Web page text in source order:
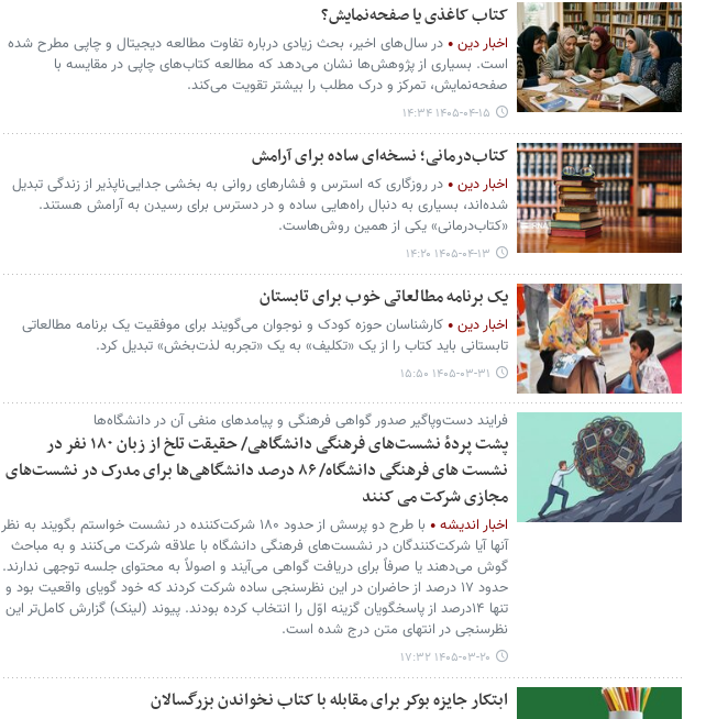
کتاب کاغذی یا صفحه‌نمایش؟
اخبار دین
در سال‌های اخیر، بحث زیادی درباره تفاوت مطالعه دیجیتال و چاپی مطرح شده
است. بسیاری از پژوهش‌ها نشان می‌دهد که مطالعه کتاب‌های چاپی در مقایسه با
صفحه‌نمایش، تمرکز و درک مطلب را بیشتر تقویت می‌کند.
۱۴۰۵-۰۴-۱۵ ۱۴:۳۴
کتاب‌درمانی؛ نسخه‌ای ساده برای آرامش
اخبار دین
در روزگاری که استرس و فشارهای روانی به بخشی جدایی‌ناپذیر از زندگی تبدیل
شده‌اند، بسیاری به دنبال راه‌هایی ساده و در دسترس برای رسیدن به آرامش هستند.
«کتاب‌درمانی» یکی از همین روش‌هاست.
۱۴۰۵-۰۴-۱۳ ۱۴:۲۰
یک برنامه مطالعاتی خوب برای تابستان
اخبار دین
کارشناسان حوزه کودک و نوجوان می‌گویند برای موفقیت یک برنامه مطالعاتی
تابستانی باید کتاب را از یک «تکلیف» به یک «تجربه لذت‌بخش» تبدیل کرد.
۱۴۰۵-۰۳-۳۱ ۱۵:۵۰
فرایند دست‌وپاگیر صدور گواهی فرهنگی و پیامدهای منفی آن در دانشگاه‌ها
پشت پردهٔ نشست‌های فرهنگی دانشگاهی/ حقیقت تلخ از زبان ۱۸۰ نفر در
نشست های فرهنگی دانشگاه/ ۸۶ درصد دانشگاهی‌ها برای مدرک در نشست‌های
مجازی شرکت می کنند
اخبار اندیشه
با طرح دو پرسش از حدود ۱۸۰ شرکت‌کننده در نشست خواستم بگویند به نظر
آنها آیا شرکت‌کنندگان در نشست‌های فرهنگی دانشگاه با علاقه شرکت می‌کنند و به مباحث
گوش می‌دهند یا صرفاً برای دریافت گواهی می‌آیند و اصولاً به محتوای جلسه توجهی ندارند.
حدود ۱۷ درصد از حاضران در این نظرسنجی ساده شرکت کردند که خود گویای واقعیت بود و
تنها ۱۴درصد از پاسخگویان گزینه اوّل را انتخاب کرده بودند. پیوند (لینک) گزارش کامل‌تر این
نظرسنجی در انتهای متن درج شده است.
۱۴۰۵-۰۳-۲۰ ۱۷:۳۲
ابتکار جایزه بوکر برای مقابله با کتاب نخواندن بزرگسالان